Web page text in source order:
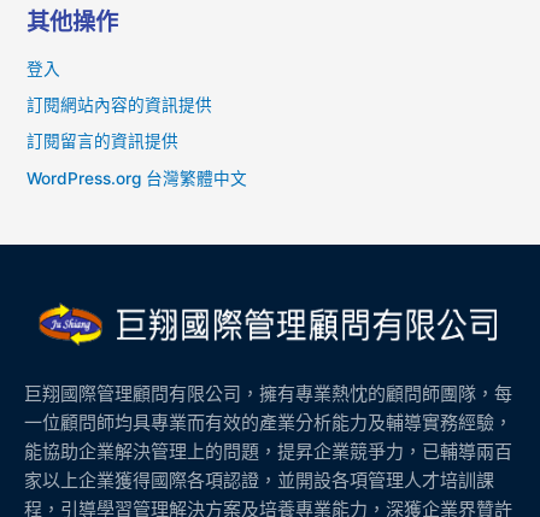
其他操作
登入
訂閱網站內容的資訊提供
訂閱留言的資訊提供
WordPress.org 台灣繁體中文
巨翔國際管理顧問有限公司，擁有專業熱忱的顧問師團隊，每
一位顧問師均具專業而有效的產業分析能力及輔導實務經驗，
能協助企業解決管理上的問題，提昇企業競爭力，已輔導兩百
家以上企業獲得國際各項認證，並開設各項管理人才培訓課
程，引導學習管理解決方案及培養專業能力，深獲企業界贊許